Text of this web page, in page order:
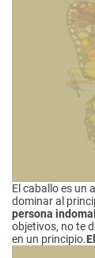
El caballo es un
dominar al
persona
objetivos, no te
en un principio.